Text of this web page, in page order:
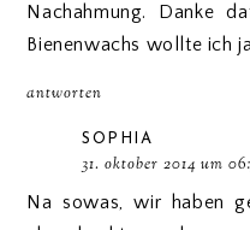
Nachahmung. Danke
Bienenwachs wollte ich
antworten
SOPHIA
31. oktober 2014 um
Na sowas, wir haben